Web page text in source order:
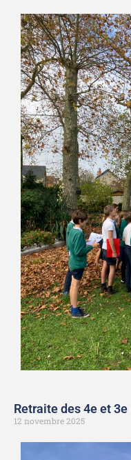
Retraite des 4e et 3e
12 novembre 2025